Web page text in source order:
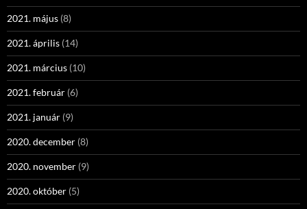
2021. május (8)
2021. április (14)
2021. március (10)
2021. február (6)
2021. január (9)
2020. december (8)
2020. november (9)
2020. október (5)